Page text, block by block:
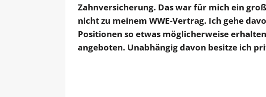
Zahnversicherung. Das war für mich ein
nicht zu meinem WWE-Vertrag. Ich gehe
Positionen so etwas möglicherweise
angeboten. Unabhängig davon besitze ich